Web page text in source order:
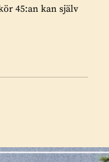
45:an kan själv